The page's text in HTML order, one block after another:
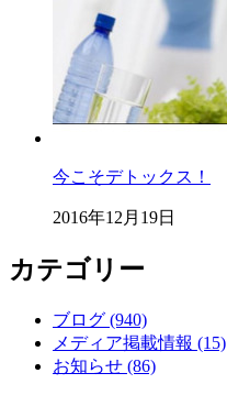
今こそデトックス！
2016年12月19日
カテゴリー
ブログ (940)
メディア掲載情報 (15)
お知らせ (86)